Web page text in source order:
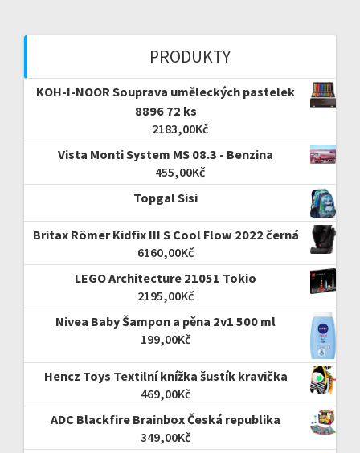
PRODUKTY
KOH-I-NOOR Souprava uměleckých pastelek
8896 72 ks
2183,00Kč
Vista Monti System MS 08.3 - Benzina
455,00Kč
Topgal Sisi
Britax Römer Kidfix III S Cool Flow 2022 černá
6160,00Kč
LEGO Architecture 21051 Tokio
2195,00Kč
Nivea Baby Šampon a pěna 2v1 500 ml
199,00Kč
Hencz Toys Textilní knížka šustík kravička
469,00Kč
ADC Blackfire Brainbox Česká republika
349,00Kč